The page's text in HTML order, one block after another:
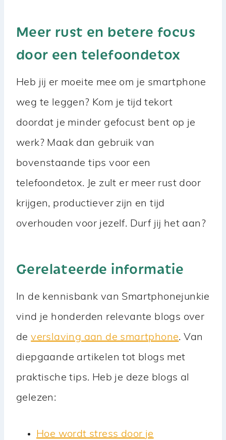
Meer rust en betere focus
door een telefoondetox
Heb jij er moeite mee om je smartphone
weg te leggen? Kom je tijd tekort
doordat je minder gefocust bent op je
werk? Maak dan gebruik van
bovenstaande tips voor een
telefoondetox. Je zult er meer rust door
krijgen, productiever zijn en tijd
overhouden voor jezelf. Durf jij het aan?
Gerelateerde informatie
In de kennisbank van Smartphonejunkie
vind je honderden relevante blogs over
deverslaving aan de smartphone. Van
diepgaande artikelen tot blogs met
praktische tips. Heb je deze blogs al
gelezen:
Hoe wordt stress door je